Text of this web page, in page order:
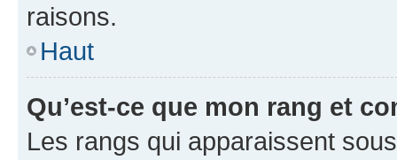
raisons.
Haut
Qu’est-ce que mon rang et
Les rangs qui apparaissent